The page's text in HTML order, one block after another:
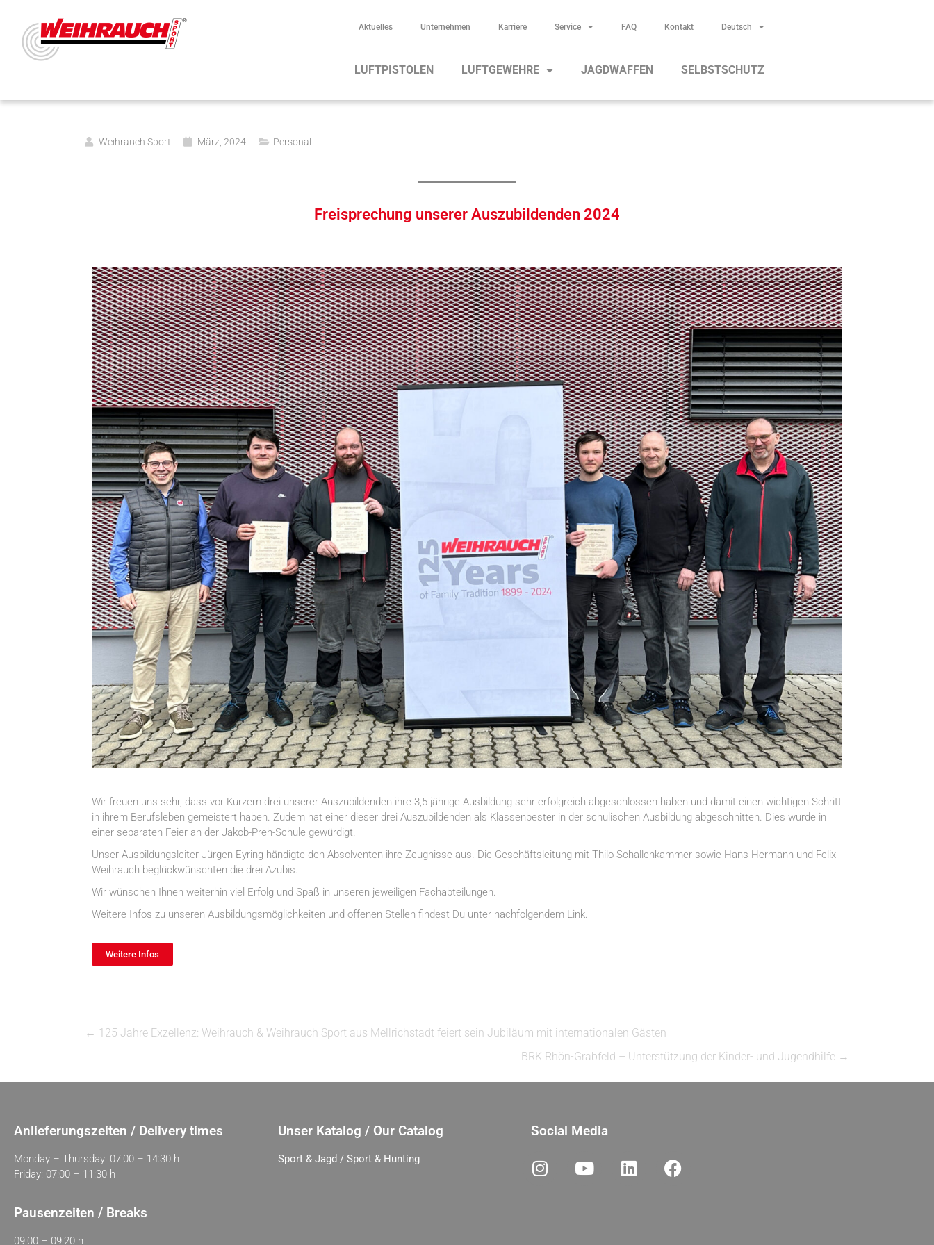
Aktuelles Unternehmen Karriere Service FAQ Kontakt Deutsch
LUFTPISTOLEN LUFTGEWEHRE JAGDWAFFEN SELBSTSCHUTZ
Weihrauch Sport März, 2024 Personal
Freisprechung unserer Auszubildenden 2024
Wir freuen uns sehr, dass vor Kurzem drei unserer Auszubildenden ihre 3,5-jährige Ausbildung sehr erfolgreich abgeschlossen haben und damit einen wichtigen Schritt
in ihrem Berufsleben gemeistert haben. Zudem hat einer dieser drei Auszubildenden als Klassenbester in der schulischen Ausbildung abgeschnitten. Dies wurde in
einer separaten Feier an der Jakob-Preh-Schule gewürdigt.
Unser Ausbildungsleiter Jürgen Eyring händigte den Absolventen ihre Zeugnisse aus. Die Geschäftsleitung mit Thilo Schallenkammer sowie Hans-Hermann und Felix
Weihrauch beglückwünschten die drei Azubis.
Wir wünschen Ihnen weiterhin viel Erfolg und Spaß in unseren jeweiligen Fachabteilungen.
Weitere Infos zu unseren Ausbildungsmöglichkeiten und offenen Stellen findest Du unter nachfolgendem Link.
Weitere Infos
← 125 Jahre Exzellenz: Weihrauch & Weihrauch Sport aus Mellrichstadt feiert sein Jubiläum mit internationalen Gästen
BRK Rhön-Grabfeld – Unterstützung der Kinder- und Jugendhilfe →
Anlieferungszeiten / Delivery times
Monday – Thursday: 07:00 – 14:30 h
Friday: 07:00 – 11:30 h
Pausenzeiten / Breaks
09:00 – 09:20 h
Unser Katalog / Our Catalog
Sport & Jagd / Sport & Hunting
Social Media